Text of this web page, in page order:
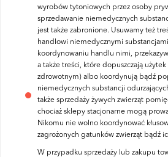
wyrobów tytoniowych przez osoby
sprzedawanie niemedycznych
jest także zabronione. Usuwamy też
handlowi niemedycznymi
koordynowaniu handlu nimi,
a także treści, które dopuszczają
zdrowotnym) albo koordynują bądź
niemedycznych substancji
także sprzedaży żywych zwierząt
chociaż sklepy stacjonarne mogą
Nikomu nie wolno koordynować
zagrożonych gatunków zwierząt bądź
W przypadku sprzedaży lub zakupu